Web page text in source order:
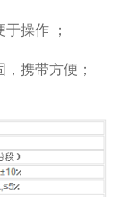
操作 ；
携带方便；